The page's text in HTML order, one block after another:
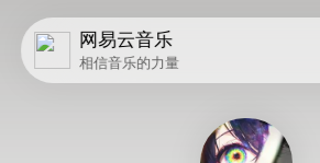
网易云音乐
相信音乐的力量